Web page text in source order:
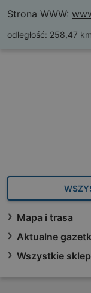
Strona WWW:
odległość: 258,47
Mapa i trasa
Aktualne
Wszystkie